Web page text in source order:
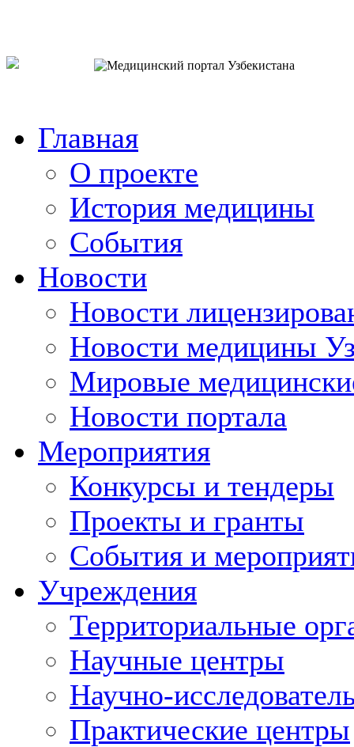
Главная
О проекте
История медицины
События
Новости
Новости
Новости медицины
Мировые
Новости портала
Мероприятия
Конкурсы и тендеры
Проекты и гранты
События и
Учреждения
Территориальные
Научные центры
Научно-
Практические центры